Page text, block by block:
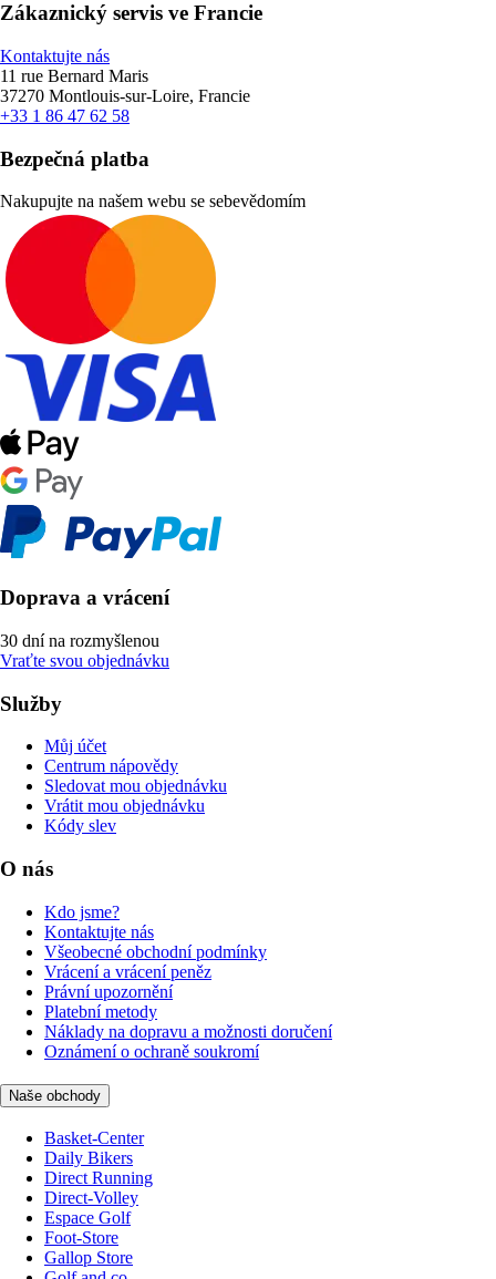
Zákaznický servis ve Francie
Kontaktujte nás
11 rue Bernard Maris
37270 Montlouis-sur-Loire, Francie
+33 1 86 47 62 58
Bezpečná platba
Nakupujte na našem webu se sebevědomím
Doprava a vrácení
30 dní na rozmyšlenou
Vraťte svou objednávku
Služby
Můj účet
Centrum nápovědy
Sledovat mou objednávku
Vrátit mou objednávku
Kódy slev
O nás
Kdo jsme?
Kontaktujte nás
Všeobecné obchodní podmínky
Vrácení a vrácení peněz
Právní upozornění
Platební metody
Náklady na dopravu a možnosti doručení
Oznámení o ochraně soukromí
Naše obchody
Basket-Center
Daily Bikers
Direct Running
Direct-Volley
Espace Golf
Foot-Store
Gallop Store